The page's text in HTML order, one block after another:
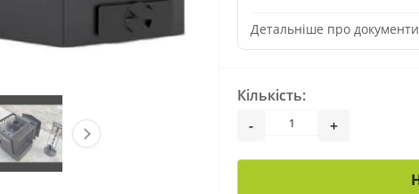
Детальніше про
Кількість:
-
+